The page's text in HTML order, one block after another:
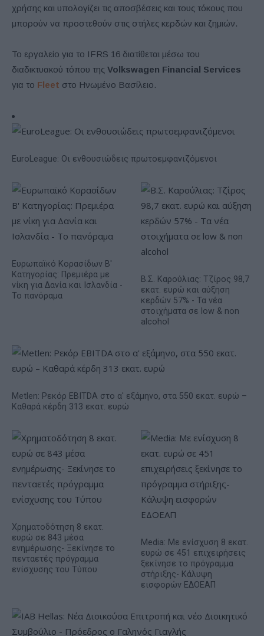
χρήσης και υπολογίζει τις αποσβέσεις και τους τόκους που
μπορούν να προστεθούν στις στήλες κερδών και ζημιών.
Το εργαλείο για το IFRS 16 διατίθεται μέσω του
διαδικτυακού τόπου της Volkswagen Financial Services
για το Fleet στο Ηνωμένο Βασίλειο.
EuroLeague: Οι ενθουσιώδεις πρωτοεμφανιζόμενοι
Ευρωπαϊκό Κορασίδων Β'
Κατηγορίας: Πρεμιέρα με
νίκη για Δανία και Ισλανδία -
Το πανόραμα
Β.Σ. Καρούλιας: Τζίρος 98,7
εκατ. ευρώ και αύξηση
κερδών 57% - Τα νέα
στοιχήματα σε low & non
alcohol
Metlen: Ρεκόρ EBITDA στο α' εξάμηνο, στα 550 εκατ. ευρώ –
Καθαρά κέρδη 313 εκατ. ευρώ
Χρηματοδότηση 8 εκατ.
ευρώ σε 843 μέσα
ενημέρωσης- Ξεκίνησε το
πενταετές πρόγραμμα
ενίσχυσης του Τύπου
Media: Με ενίσχυση 8 εκατ.
ευρώ σε 451 επιχειρήσεις
ξεκίνησε το πρόγραμμα
στήριξης- Κάλυψη
εισφορών ΕΔΟΕΑΠ